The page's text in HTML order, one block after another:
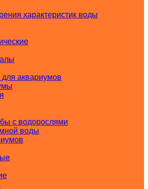
характеристик воды
аквариумов
с водорослями
воды